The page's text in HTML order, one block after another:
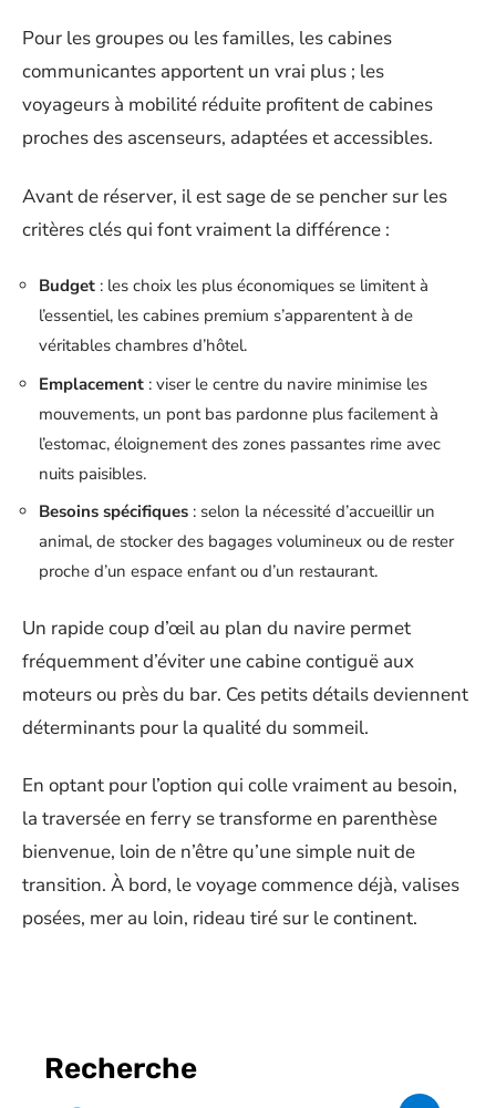
Pour les groupes ou les familles, les cabines
communicantes apportent un vrai plus ; les
voyageurs à mobilité réduite profitent de cabines
proches des ascenseurs, adaptées et accessibles.
Avant de réserver, il est sage de se pencher sur les
critères clés qui font vraiment la différence :
Budget : les choix les plus économiques se limitent à
l’essentiel, les cabines premium s’apparentent à de
véritables chambres d’hôtel.
Emplacement : viser le centre du navire minimise les
mouvements, un pont bas pardonne plus facilement à
l’estomac, éloignement des zones passantes rime avec
nuits paisibles.
Besoins spécifiques : selon la nécessité d’accueillir un
animal, de stocker des bagages volumineux ou de rester
proche d’un espace enfant ou d’un restaurant.
Un rapide coup d’œil au plan du navire permet
fréquemment d’éviter une cabine contiguë aux
moteurs ou près du bar. Ces petits détails deviennent
déterminants pour la qualité du sommeil.
En optant pour l’option qui colle vraiment au besoin,
la traversée en ferry se transforme en parenthèse
bienvenue, loin de n’être qu’une simple nuit de
transition. À bord, le voyage commence déjà, valises
posées, mer au loin, rideau tiré sur le continent.
Recherche